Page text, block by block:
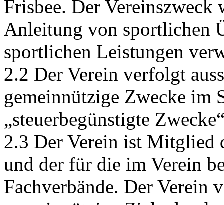
gemeinnützige Zwecke im
„steuerbegünstigte
2.3 Der Verein ist Mitglied
und der für die im Verein
Fachverbände. Der Verein
gemeinnützige Ziele durch
Amateursports. In diesem
Verwirklichung des
zur Ausübung des Sports